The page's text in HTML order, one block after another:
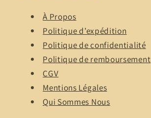
À Propos
Politique d’expédition
Politique de confidentialité
Politique de remboursement
CGV
Mentions Légales
Qui Sommes Nous